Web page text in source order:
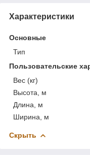
Характеристики
Основные
Тип
Пользовательские
Вес (кг)
Высота, м
Длина, м
Ширина, м
Скрыть